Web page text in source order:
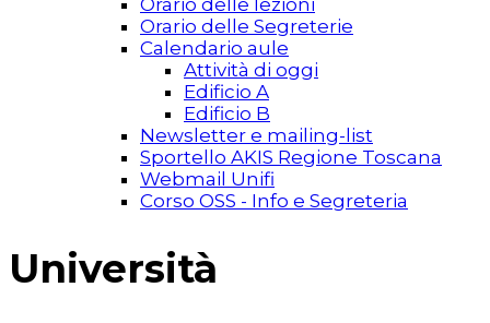
Orario delle lezioni
Orario delle Segreterie
Calendario aule
Attività di oggi
Edificio A
Edificio B
Newsletter e mailing-list
Sportello AKIS Regione Toscana
Webmail Unifi
Corso OSS - Info e Segreteria
Università